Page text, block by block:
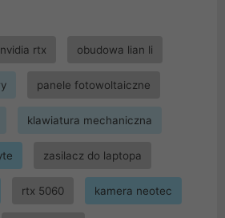
rtx obudowa lian li
panele fotowoltaiczne
klawiatura mechaniczna
zasilacz do laptopa
rtx 5060 kamera neotec